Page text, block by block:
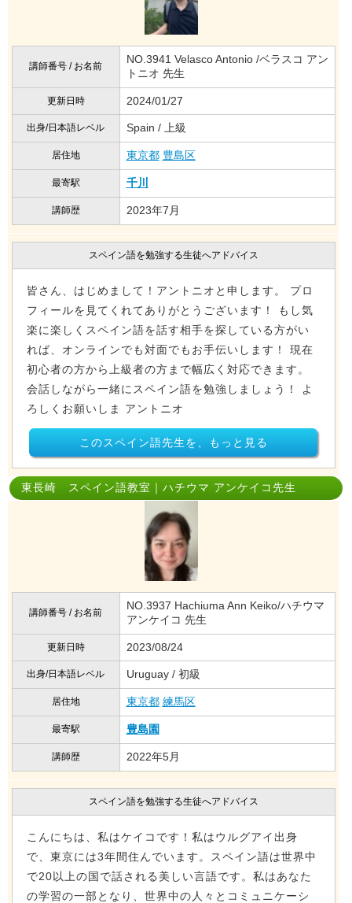
講師番号 / お名前
NO.3941 Velasco Antonio /ベラスコ アン
トニオ 先生
更新日時 2024/01/27
出身/日本語レベル Spain / 上級
居住地 東京都 豊島区
最寄駅 千川
講師歴 2023年7月
スペイン語を勉強する生徒へアドバイス
皆さん、はじめまして！アントニオと申します。 プロ
フィールを見てくれてありがとうございます！ もし気
楽に楽しくスペイン語を話す相手を探している方がい
れば、オンラインでも対面でもお手伝いします！ 現在
初心者の方から上級者の方まで幅広く対応できます。
会話しながら一緒にスペイン語を勉強しましょう！ よ
ろしくお願いしま アントニオ
このスペイン語先生を、もっと見る
東長崎 スペイン語教室｜ハチウマ アンケイコ先生
講師番号 / お名前
NO.3937 Hachiuma Ann Keiko/ハチウマ
アンケイコ 先生
更新日時 2023/08/24
出身/日本語レベル Uruguay / 初級
居住地 東京都 練馬区
最寄駅 豊島園
講師歴 2022年5月
スペイン語を勉強する生徒へアドバイス
こんにちは、私はケイコです！私はウルグアイ出身
で、東京には3年間住んでいます。スペイン語は世界中
で20以上の国で話される美しい言語です。私はあなた
の学習の一部となり、世界中の人々とコミュニケーシ